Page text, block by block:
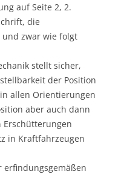
auf Seite 2, 2.
die
und zwar wie folgt
stellt sicher,
der Position
allen Orientierungen
aber auch dann
in Kraftfahrzeugen
erfindungsgemäßen